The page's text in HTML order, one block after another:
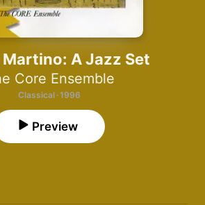
A Jazz Set
Core Ensemble
Classical · 1996
Preview